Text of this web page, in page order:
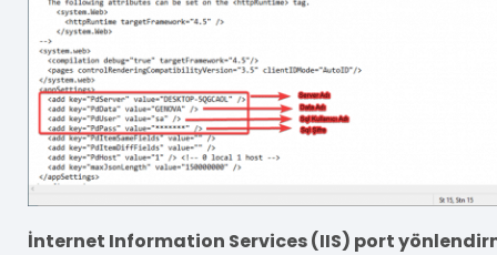
İnternet Information Services (IIS) port